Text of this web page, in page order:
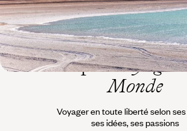
L’esprit
Monde
Voyager en toute liberté selon
ses idées, ses passions